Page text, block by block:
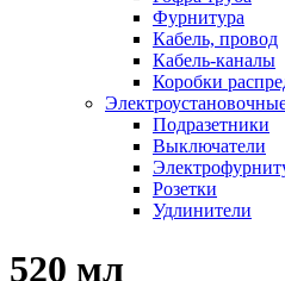
Фурнитура
Кабель, провод
Кабель-каналы
Коробки
Подразетники
Выключатели
Розетки
Удлинители
520 мл